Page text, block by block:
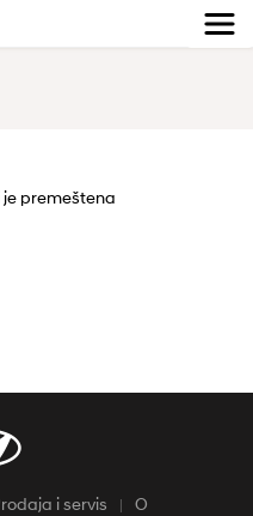
je premeštena
i servis
O